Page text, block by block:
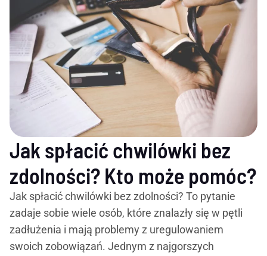
Jak spłacić chwilówki bez
zdolności? Kto może pomóc?
Jak spłacić chwilówki bez zdolności? To pytanie
zadaje sobie wiele osób, które znalazły się w pętli
zadłużenia i mają problemy z uregulowaniem
swoich zobowiązań. Jednym z najgorszych